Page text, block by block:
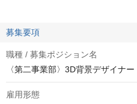
募集要項
職種 / 募集ポジション名
〈第二事業部〉3D背景デザイナー
雇用形態